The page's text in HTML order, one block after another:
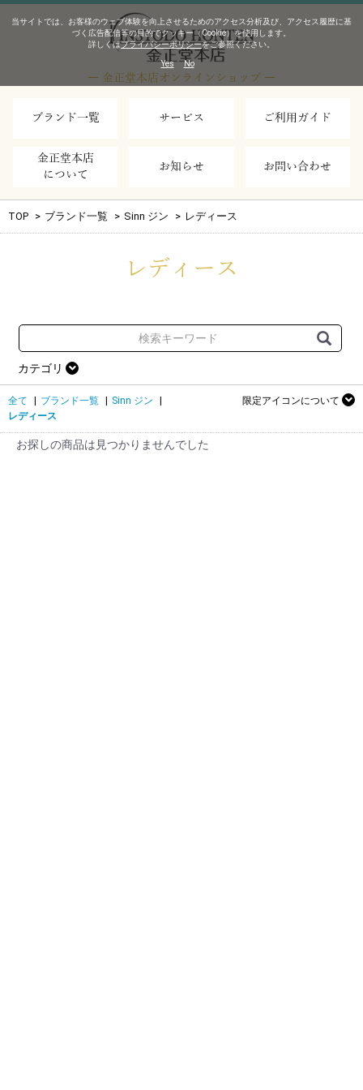
― 金正堂本店オンラインショップ ―
ブランド一覧 サービス ご利用ガイド
金正堂本店
について
お知らせ お問い合わせ
TOP > ブランド一覧 > Sinn ジン > レディース
レディース
カテゴリ
全て ブランド一覧 Sinn ジン
レディース
限定アイコンについて
お探しの商品は見つかりませんでした
当サイトでは、お客様のウェブ体験を向上させるためのアクセス分析及び、アクセス履歴に基
づく広告配信等の目的でクッキー（Cookie）を使用します。
詳しくはプライバシーポリシーをご参照ください。
Yes No